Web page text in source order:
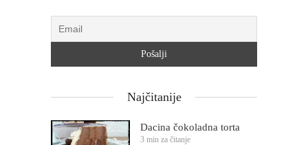
Najčitanije
Dacina čokoladna torta
3 min za čitanje